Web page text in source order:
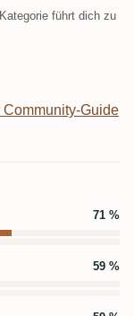
führt dich zu
Community-Guide
71 %
59 %